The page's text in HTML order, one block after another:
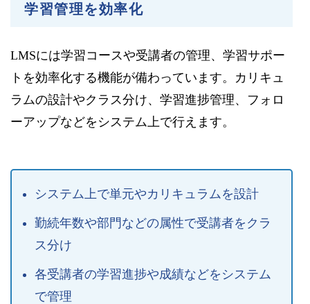
学習管理を効率化
LMSには学習コースや受講者の管理、学習サポー
トを効率化する機能が備わっています。カリキュ
ラムの設計やクラス分け、学習進捗管理、フォロ
ーアップなどをシステム上で行えます。
システム上で単元やカリキュラムを設計
勤続年数や部門などの属性で受講者をクラ
ス分け
各受講者の学習進捗や成績などをシステム
で管理